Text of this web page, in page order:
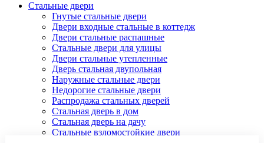
Стальные двери
Гнутые стальные двери
Двери входные стальные в коттедж
Двери стальные распашные
Стальные двери для улицы
Двери стальные утепленные
Дверь стальная двупольная
Наружные стальные двери
Недорогие стальные двери
Распродажа стальных дверей
Стальная дверь в дом
Стальная дверь на дачу
Стальные взломостойкие двери